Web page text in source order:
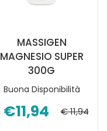
MASSIGEN
MAGNESIO SUPER
300G
Buona Disponibilità
€11,94 € 11,94